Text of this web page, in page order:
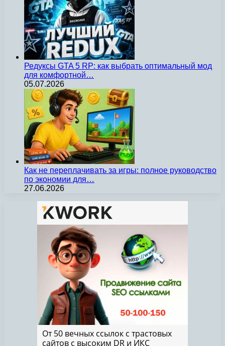
Редуксы GTA 5 RP: как выбрать оптимальный мод
для комфортной…
05.07.2026
Как не переплачивать за игры: полное руководство
по экономии для…
27.06.2026